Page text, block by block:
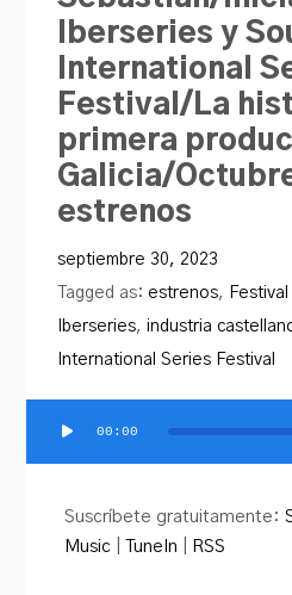
Iberseries y
International
Festival/La
primera
Galicia/
estrenos
septiembre 30, 2023
Tagged as: estrenos,
Iberseries,industria
International Series Festival
Reproductor
00:00
Suscríbete gratuitamente:
Music
TuneIn RSS